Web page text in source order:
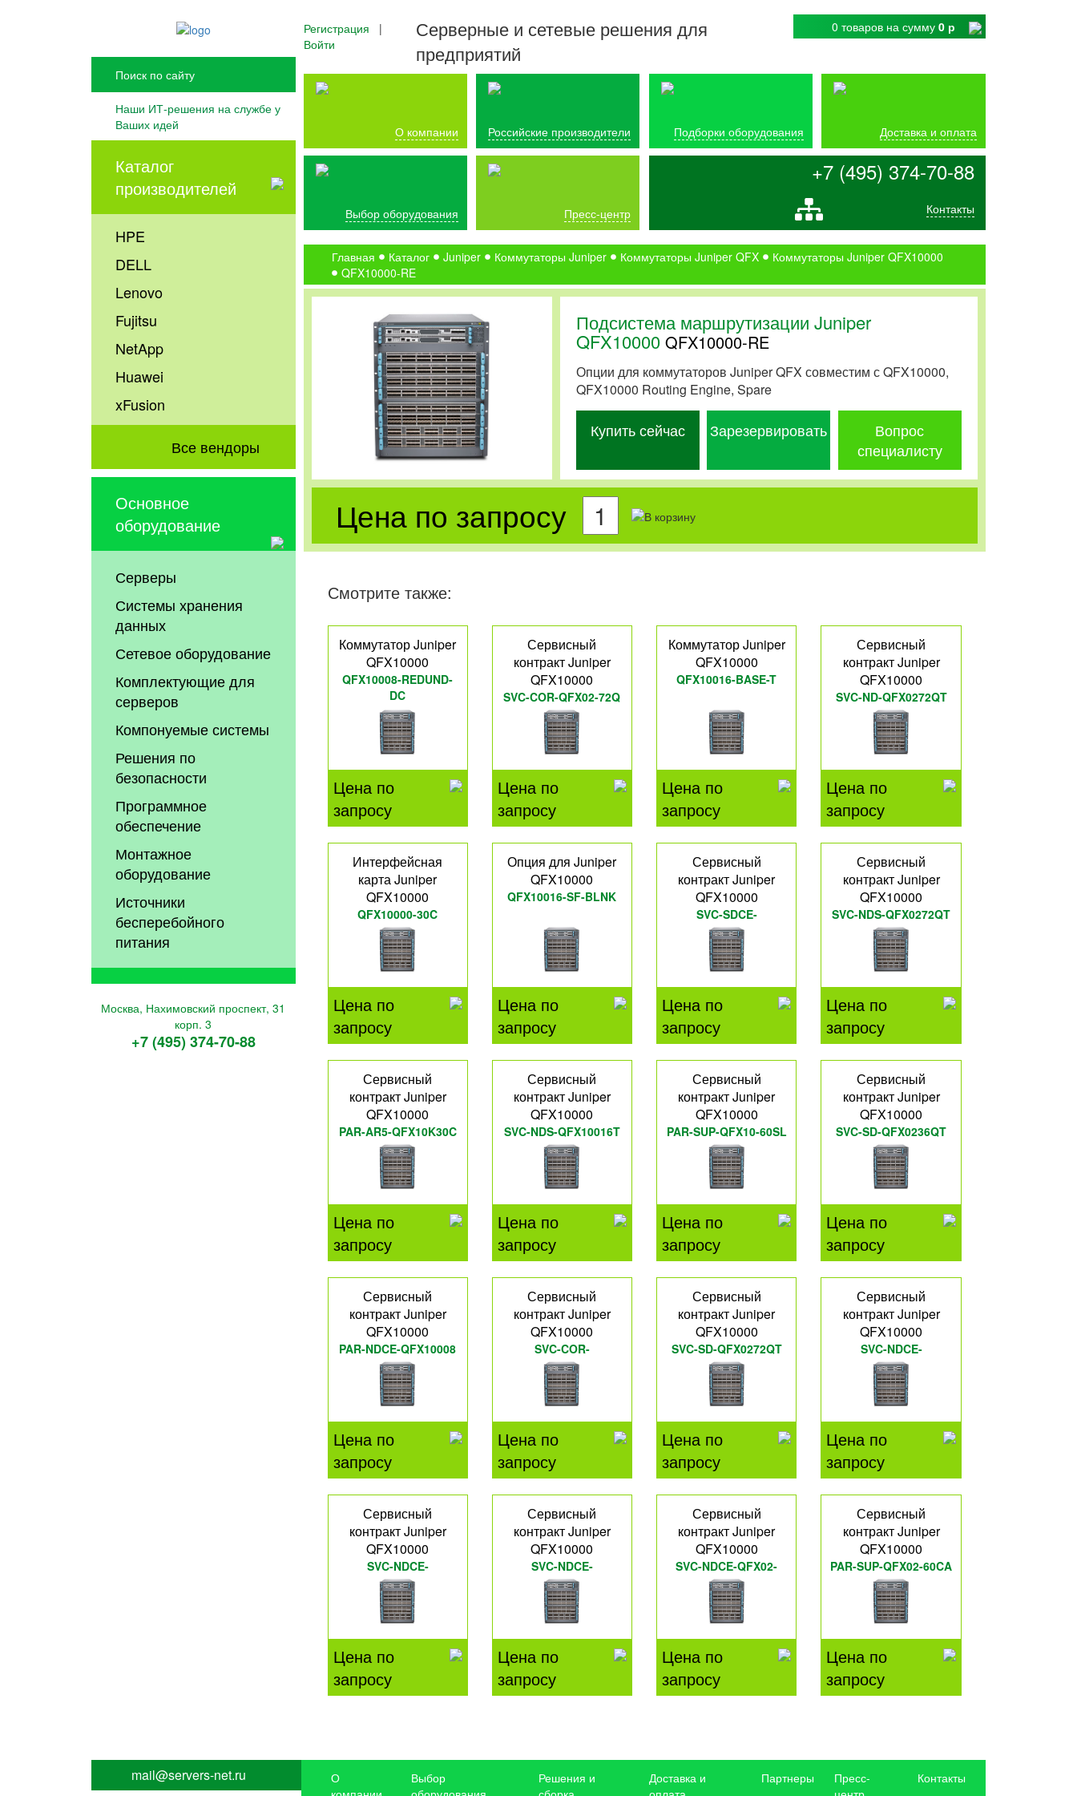
Наши ИТ-решения на службе у
Ваших идей
Каталог
производителей
HPE
DELL
Lenovo
Fujitsu
NetApp
Huawei
xFusion
Все вендоры
Основное
оборудование
Серверы
Системы хранения
данных
Сетевое оборудование
Комплектующие для
серверов
Компонуемые системы
Решения по
безопасности
Программное
обеспечение
Монтажное
оборудование
Источники
бесперебойного
питания
Москва, Нахимовский проспект, 31
корп. 3
+7 (495) 374-70-88
Регистрация |
Войти
Серверные и сетевые решения для
предприятий
0 товаров на сумму 0 р
О компании Российские производители Подборки оборудования Доставка и оплата
Выбор оборудования Пресс-центр
+7 (495) 374-70-88
Контакты
Главная Каталог Juniper Коммутаторы Juniper Коммутаторы Juniper QFX
Коммутаторы Juniper QFX10000
QFX10000-RE
Подсистема маршрутизации Juniper
QFX10000 QFX10000-RE
Опции для коммутаторов Juniper QFX совместим с QFX10000,
QFX10000 Routing Engine, Spare
Купить сейчас Зарезервировать
Вопрос
специалисту
Цена по запросу
Смотрите также:
Коммутатор Juniper
QFX10000
QFX10008-REDUND-
DC
Цена по
запросу
Сервисный
контракт Juniper
QFX10000
SVC-COR-QFX02-72Q
Цена по
запросу
Коммутатор Juniper
QFX10000
QFX10016-BASE-T
Цена по
запросу
Сервисный
контракт Juniper
QFX10000
SVC-ND-QFX0272QT
Цена по
запросу
Интерфейсная
карта Juniper
QFX10000
QFX10000-30C
Цена по
запросу
Опция для Juniper
QFX10000
QFX10016-SF-BLNK
Цена по
запросу
Сервисный
контракт Juniper
QFX10000
SVC-SDCE-
QFX0272QT
Цена по
запросу
Сервисный
контракт Juniper
QFX10000
SVC-NDS-QFX0272QT
Цена по
запросу
Сервисный
контракт Juniper
QFX10000
PAR-AR5-QFX10K30C
Цена по
запросу
Сервисный
контракт Juniper
QFX10000
SVC-NDS-QFX10016T
Цена по
запросу
Сервисный
контракт Juniper
QFX10000
PAR-SUP-QFX10-60SL
Цена по
запросу
Сервисный
контракт Juniper
QFX10000
SVC-SD-QFX0236QT
Цена по
запросу
Сервисный
контракт Juniper
QFX10000
PAR-NDCE-QFX10008
Цена по
запросу
Сервисный
контракт Juniper
QFX10000
SVC-COR-
QFX10016PF
Цена по
запросу
Сервисный
контракт Juniper
QFX10000
SVC-SD-QFX0272QT
Цена по
запросу
Сервисный
контракт Juniper
QFX10000
SVC-NDCE-
QFX10008T
Цена по
запросу
Сервисный
контракт Juniper
QFX10000
SVC-NDCE-
QFX10K12C
Цена по
запросу
Сервисный
контракт Juniper
QFX10000
SVC-NDCE-
QFX0236QT
Цена по
запросу
Сервисный
контракт Juniper
QFX10000
SVC-NDCE-QFX02-
36Q
Цена по
запросу
Сервисный
контракт Juniper
QFX10000
PAR-SUP-QFX02-60CA
Цена по
запросу
mail@servers-net.ru
О
Выбор
Решения и
Доставка и
Партнеры
Пресс-
Контакты